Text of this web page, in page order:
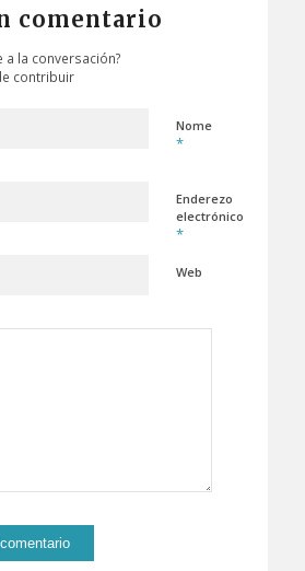
comentario
a la conversación?
contribuir
Nome
*
Enderezo
electrónico
*
Web